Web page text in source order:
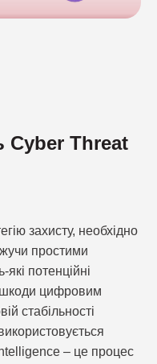
Cyber Threat
захисту, необхідно
простими
потенційні
шкоди цифровим
стабільності
– це процес